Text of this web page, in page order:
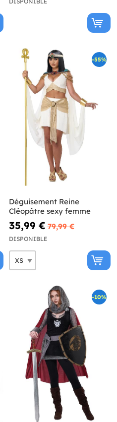
-55%
Déguisement Reine
Cléopâtre sexy femme
35,99 € 79,99 €
DISPONIBLE
-10%